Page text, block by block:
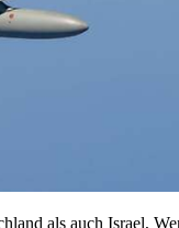
als auch Israel,